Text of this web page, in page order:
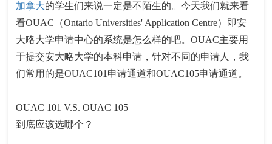
加拿大的学生们来说一定是不陌生的。今天我们就来看
看OUAC（Ontario Universities' Application Centre）即安
大略大学申请中心的系统是怎么样的吧。OUAC主要用
于提交安大略大学的本科申请，针对不同的申请人，我
们常用的是OUAC101申请通道和OUAC105申请通道。
OUAC 101 V.S. OUAC 105
到底应该选哪个？